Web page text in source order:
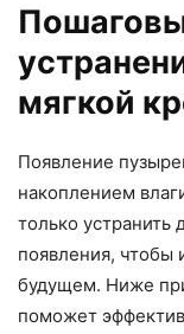
мягкой
Появление
накоплением
только устранить
появления, чтобы
будущем. Ниже
поможет